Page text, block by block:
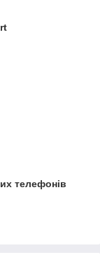
телефонів